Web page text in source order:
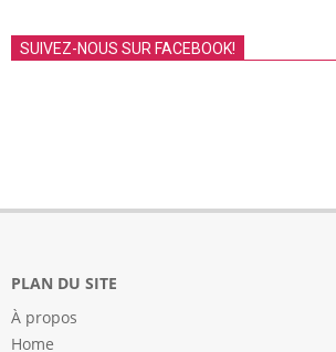
SUIVEZ-NOUS SUR FACEBOOK!
PLAN DU SITE
À propos
Home